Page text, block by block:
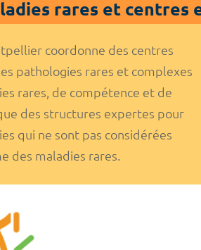
rares et centres
coordonne des centres
pathologies rares et complexes
rares, de compétence et de
des structures expertes pour
qui ne sont pas considérées
des maladies rares.